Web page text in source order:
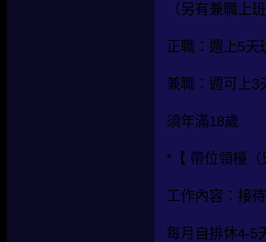
（另有兼職上
正職：週上5天
兼職：週可上3
須年滿18歲
*【 帶位領檯
工作內容：接
每月自排休4-5